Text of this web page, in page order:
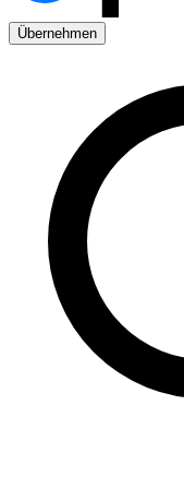
Übernehmen